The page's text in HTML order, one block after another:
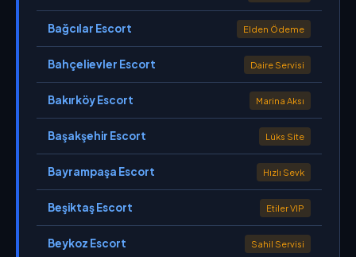
Bağcılar Escort Elden Ödeme
Bahçelievler Escort Daire Servisi
Bakırköy Escort Marina Aksı
Başakşehir Escort Lüks Site
Bayrampaşa Escort Hızlı Sevk
Beşiktaş Escort Etiler VIP
Beykoz Escort Sahil Servisi